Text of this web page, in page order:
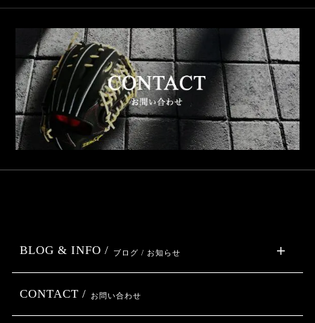
BLOG & INFO / ブログ / お知らせ
CONTACT / お問い合わせ